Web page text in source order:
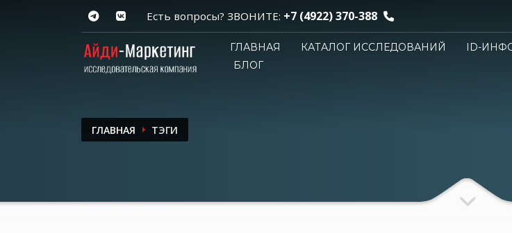
Есть вопросы? ЗВОНИТЕ: +7 (4922) 370-388
ГЛАВНАЯ КАТАЛОГ ИССЛЕДОВАНИЙ ID-
БЛОГ
ГЛАВНАЯ ТЭГИ